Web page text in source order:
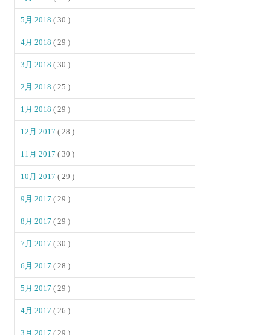
5月 2018( 30 )
4月 2018( 29 )
3月 2018( 30 )
2月 2018( 25 )
1月 2018( 29 )
12月 2017( 28 )
11月 2017( 30 )
10月 2017( 29 )
9月 2017( 29 )
8月 2017( 29 )
7月 2017( 30 )
6月 2017( 28 )
5月 2017( 29 )
4月 2017( 26 )
3月 2017( 29 )